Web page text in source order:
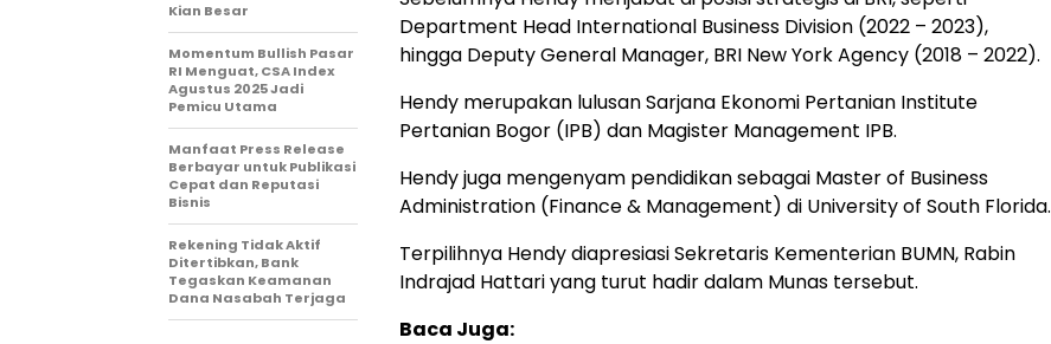
Department Head International Business Division (2022 – 2023),
hingga Deputy General Manager, BRI New York Agency (2018 – 2022).
Hendy merupakan lulusan Sarjana Ekonomi Pertanian Institute
Pertanian Bogor (IPB) dan Magister Management IPB.
Hendy juga mengenyam pendidikan sebagai Master of Business
Administration (Finance & Management) di University of South Florida.
Terpilihnya Hendy diapresiasi Sekretaris Kementerian BUMN, Rabin
Indrajad Hattari yang turut hadir dalam Munas tersebut.
Baca Juga:
Kian Besar
Momentum Bullish Pasar
RI Menguat, CSA Index
Agustus 2025 Jadi
Pemicu Utama
Manfaat Press Release
Berbayar untuk Publikasi
Cepat dan Reputasi
Bisnis
Rekening Tidak Aktif
Ditertibkan, Bank
Tegaskan Keamanan
Dana Nasabah Terjaga